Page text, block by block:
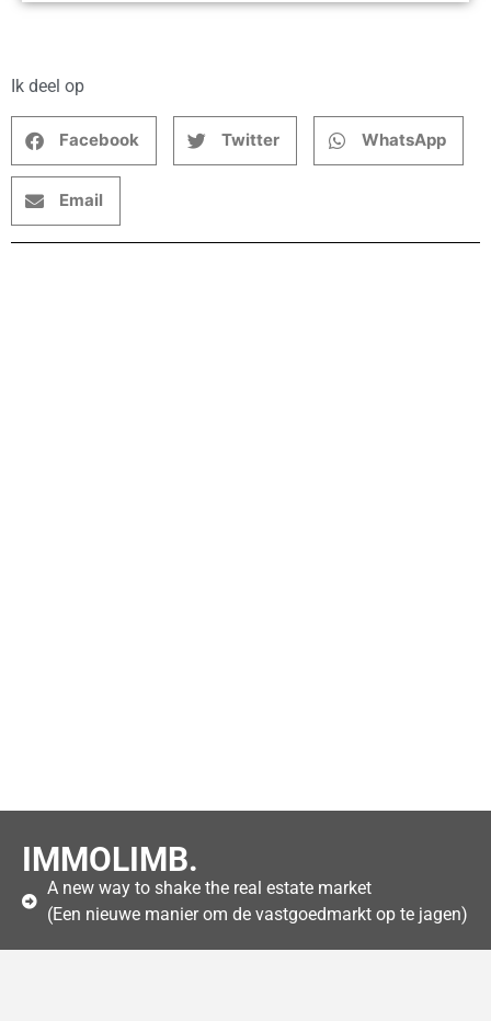
Ik deel op
Facebook Twitter WhatsApp
Email
IMMOLIMB.
A new way to shake the real estate market
(Een nieuwe manier om de vastgoedmarkt op te jagen)